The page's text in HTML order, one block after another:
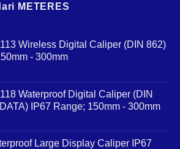
METERES
Wireless Digital Caliper (DIN 862)
- 300mm
Waterproof Digital Caliper (DIN
IP67 Range; 150mm - 300mm
Large Display Caliper IP67